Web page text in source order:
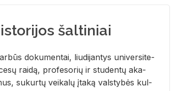
šaltiniai
do­ku­men­tai, liu­di­jan­tys uni­ver­si­te­
rai­dą, pro­fe­so­rių ir stu­den­tų aka­
su­kur­tų vei­ka­lų įta­ką vals­ty­bės kul­